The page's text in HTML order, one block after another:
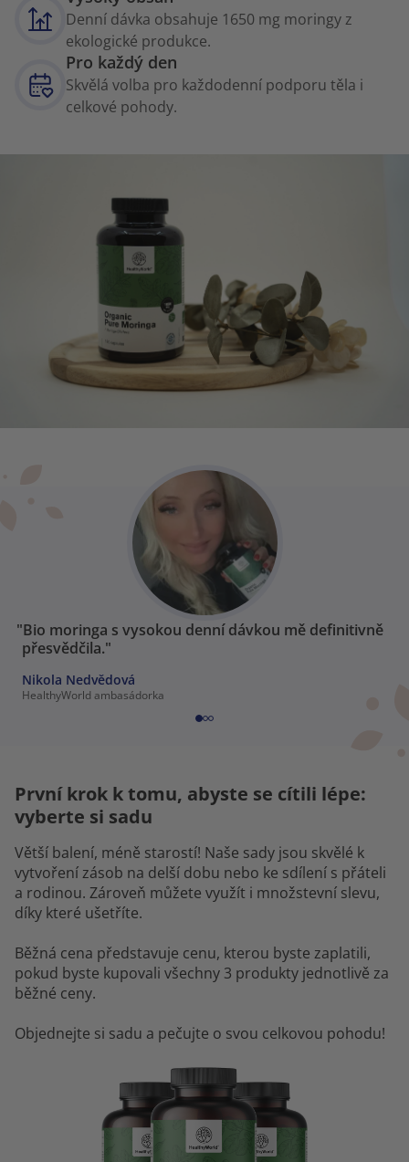
Denní dávka obsahuje 1650 mg moringy z
ekologické produkce.
Pro každý den
Skvělá volba pro každodenní podporu těla i
celkové pohody.
"Bio moringa s vysokou denní dávkou mě definitivně
přesvědčila."
Nikola Nedvědová
HealthyWorld ambasádorka
První krok k tomu, abyste se cítili lépe:
vyberte si sadu
Větší balení, méně starostí! Naše sady jsou skvělé k
vytvoření zásob na delší dobu nebo ke sdílení s přáteli
a rodinou. Zároveň můžete využít i množstevní slevu,
díky které ušetříte.
Běžná cena představuje cenu, kterou byste zaplatili,
pokud byste kupovali všechny 3 produkty jednotlivě za
běžné ceny.
Objednejte si sadu a pečujte o svou celkovou pohodu!